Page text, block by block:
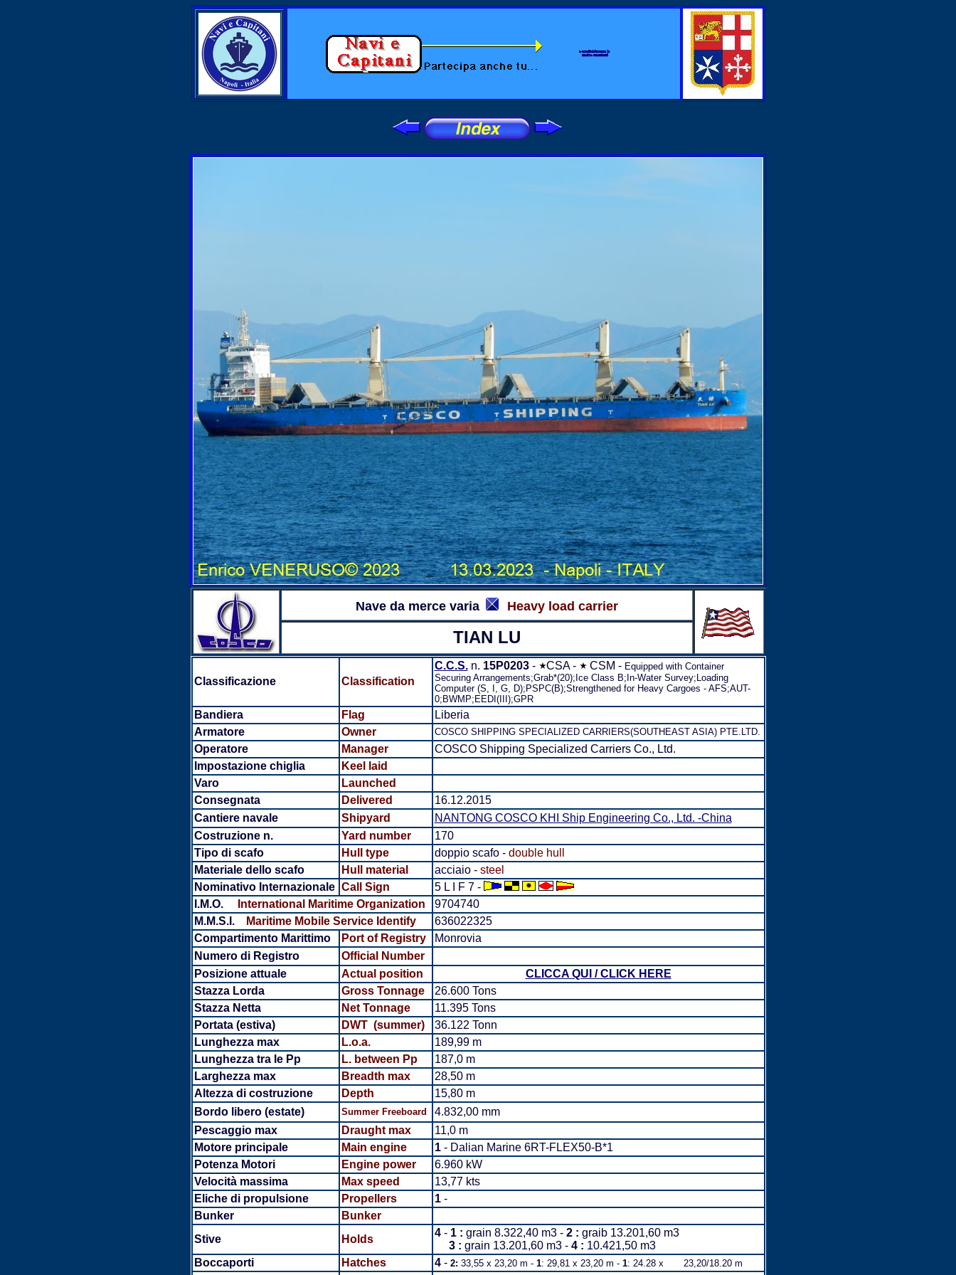
Nave da merce varia Heavy load carrier
TIAN LU
Classificazione Classification
C.C.S.n. 15P0203- CSA - CSM -Equipped with Container
Securing Arrangements;Grab*(20);Ice Class B;In-Water Survey;Loading
Computer (S, I, G, D);PSPC(B);Strengthened for Heavy Cargoes - AFS;AUT-
0;BWMP;EEDI(III);GPR
Bandiera Flag
Liberia
Armatore
Owner COSCO SHIPPING SPECIALIZED CARRIERS(SOUTHEAST ASIA) PTE.LTD.
Operatore Manager
COSCO Shipping Specialized Carriers Co., Ltd.
Impostazione chiglia
Keel laid
Varo
Launched
Consegnata
Delivered
16.12.2015
Cantiere navale
Shipyard
NANTONG COSCO KHI Ship Engineering Co., Ltd. -China
Costruzione n.
Yard number
170
Tipo di scafo
Hull type doppio scafo - double hull
Materiale dello scafo
Hull material acciaio - steel
Nominativo Internazionale Call Sign
5 L I F 7 -
I.M.O.
International Maritime Organization
9704740
M.M.S.I.
Maritime Mobile Service Identify
636022325
Compartimento Marittimo
Port of Registry
Monrovia
Numero di Registro
Official Number
Posizione attuale
Actual position
CLICCA QUI / CLICK HERE
Stazza Lorda
Gross Tonnage
26.600 Tons
Stazza Netta
Net Tonnage
11.395 Tons
Portata (estiva)
DWT (summer)
36.122 Tonn
Lunghezza max
L.o.a.
189,99 m
Lunghezza tra le Pp
L. between Pp
187,0 m
Larghezza max
Breadth max
28,50 m
Altezza di costruzione
Depth
15,80 m
Bordo libero (estate)
Summer Freeboard
4.832,00 mm
Pescaggio max
Draught max
11,0 m
Motore principale
Main engine 1- Dalian Marine 6RT-FLEX50-B*1
Potenza Motori
Engine power
6.960 kW
Velocità massima
Max speed
13,77 kts
Eliche di propulsione
Propellers 1-
Bunker
Bunker
Stive
Holds
4- 1 : grain 8.322,40 m3 - 2 : graib 13.201,60 m3
3 : grain 13.201,60 m3 - 4 : 10.421,50 m3
Boccaporti
Hatches 4- 2: 33,55 x 23,20 m - 1: 29,81 x 23,20 m - 1: 24.28 x 23,20/18.20 m